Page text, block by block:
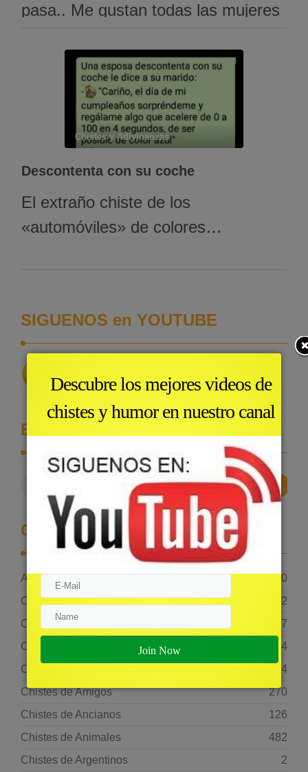
pasa.. Me gustan todas las mujeres
– ¡Hombre! No te preocupes. A mi
me pasa igual… Me gustan todas
las mujeres menos la tuya.
Chistes y Adivinanzas
Descontenta con su coche
El extraño chiste de los
«automóviles» de colores…
SIGUENOS en YOUTUBE
Buscar un chiste
Categories
AudioChistes
10
Chistes
2
Chistes Cortos
867
Chistes Crueles
114
Chistes de Abogados
104
Chistes de Amigos
270
Chistes de Ancianos
126
Chistes de Animales
482
Chistes de Argentinos
2
Descubre los mejores videos de
chistes y humor en nuestro canal